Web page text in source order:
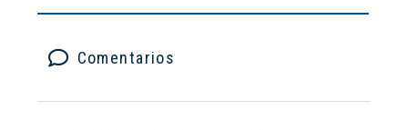
Comentarios